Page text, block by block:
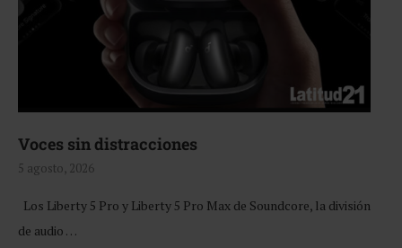
Voces sin distracciones
5 agosto, 2026
Los Liberty 5 Pro y Liberty 5 Pro Max de Soundcore, la división
de audio …